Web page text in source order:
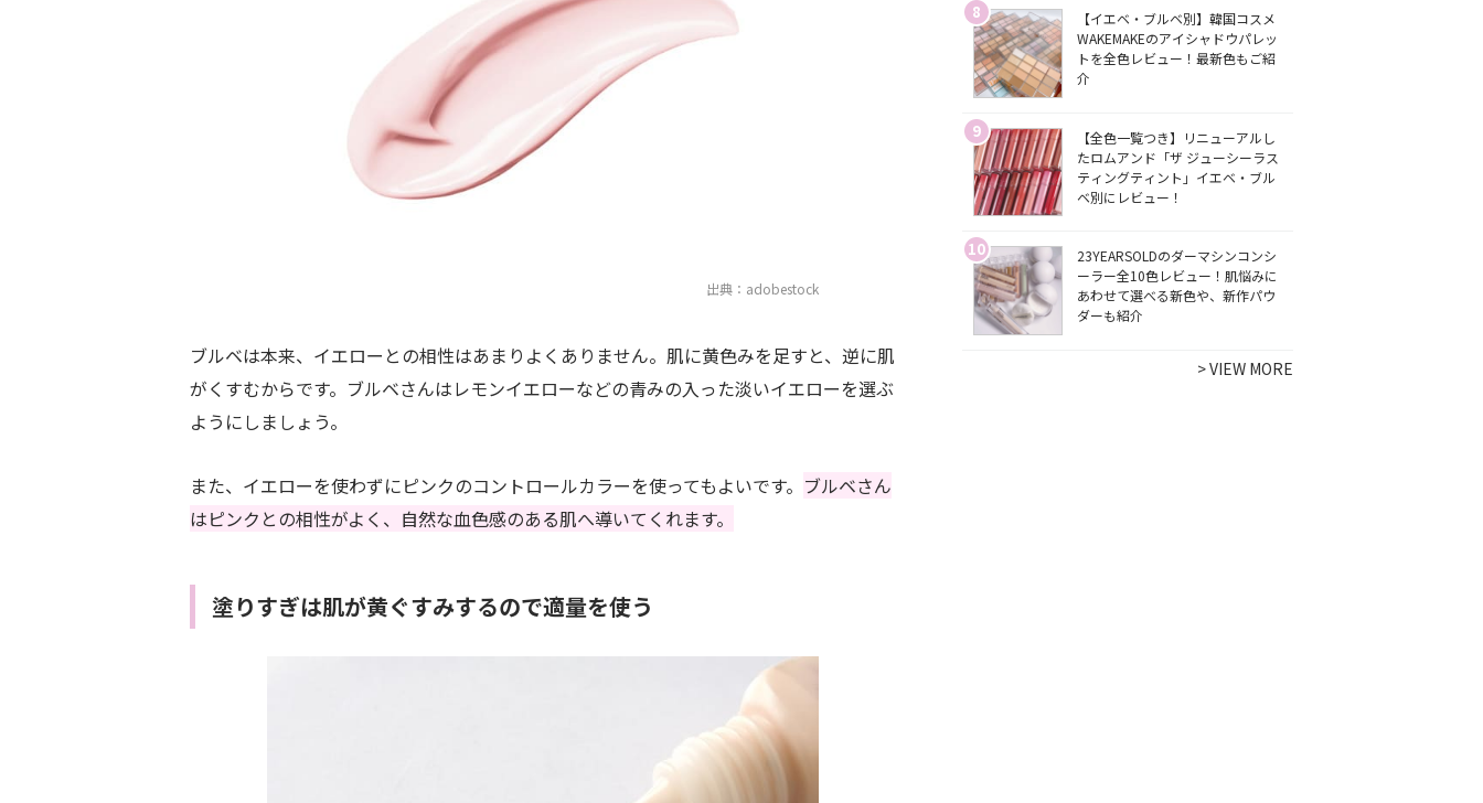
出典：adobestock
ブルベは本来、イエローとの相性はあまりよくありません。肌に黄色みを足すと、逆に肌
がくすむからです。ブルベさんはレモンイエローなどの青みの入った淡いイエローを選ぶ
ようにしましょう。
また、イエローを使わずにピンクのコントロールカラーを使ってもよいです。 ブルベさん
はピンクとの相性がよく、自然な血色感のある肌へ導いてくれます。
塗りすぎは肌が黄ぐすみするので適量を使う
8
【イエベ・ブルベ別】韓国コスメ
WAKEMAKEのアイシャドウパレッ
トを全色レビュー！最新色もご紹
介
9
【全色一覧つき】リニューアルし
たロムアンド「ザ ジューシーラス
ティングティント」イエベ・ブル
ベ別にレビュー！
10
23YEARSOLDのダーマシンコンシ
ーラー全10色レビュー！肌悩みに
あわせて選べる新色や、新作パウ
ダーも紹介
>VIEW MORE